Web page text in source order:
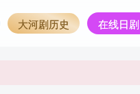
大河剧历史 在线日剧